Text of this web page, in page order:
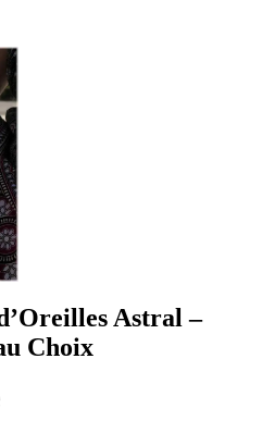
Astral –
Choix